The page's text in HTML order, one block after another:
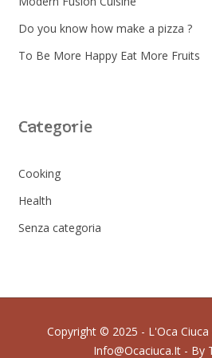
Do you know how make a pizza ?
To Be More Happy Eat More Fruits
Categorie
Cooking
Health
Senza categoria
Copyright © 2025 - L'Oca
Info@ocaciuca.it - By